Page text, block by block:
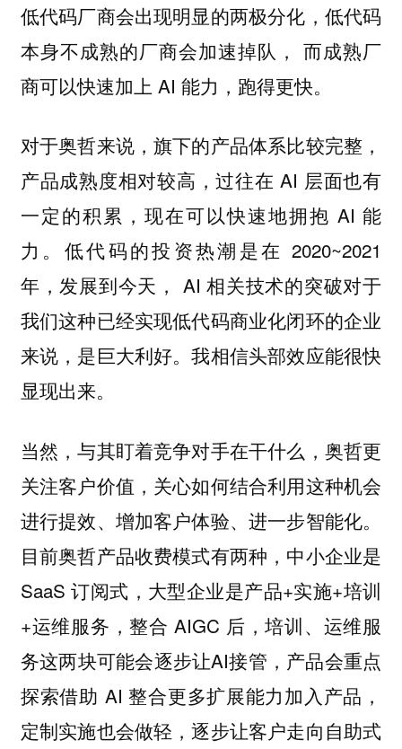
低代码厂商会出现明显的两极分化，低代码
本身不成熟的厂商会加速掉队， 而成熟厂
商可以快速加上 AI 能力，跑得更快。
对于奥哲来说，旗下的产品体系比较完整，
产品成熟度相对较高，过往在 AI 层面也有
一定的积累，现在可以快速地拥抱 AI 能
力。低代码的投资热潮是在 2020~2021
年，发展到今天， AI 相关技术的突破对于
我们这种已经实现低代码商业化闭环的企业
来说，是巨大利好。我相信头部效应能很快
显现出来。
当然，与其盯着竞争对手在干什么，奥哲更
关注客户价值，关心如何结合利用这种机会
进行提效、增加客户体验、进一步智能化。
目前奥哲产品收费模式有两种，中小企业是
SaaS 订阅式，大型企业是产品+实施+培训
+运维服务，整合 AIGC 后，培训、运维服
务这两块可能会逐步让AI接管，产品会重点
探索借助 AI 整合更多扩展能力加入产品，
定制实施也会做轻，逐步让客户走向自助式